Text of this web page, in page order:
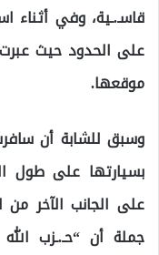
قاسـ.ـية، وفي
على الحدود حيث
موقعها.
بسيارتها على طول
على الجانب الآخر
جملة أن “حـ.ـزب